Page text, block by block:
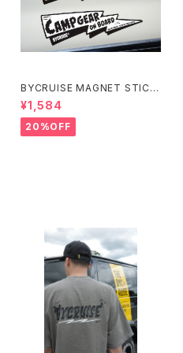
BYCRUISE MAGNET STICK
ER
¥1,584
20%OFF